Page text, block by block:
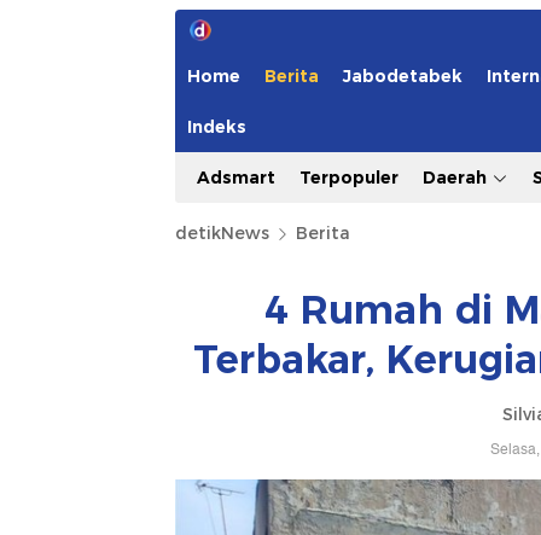
Home Berita Jabodetabek
Indeks
Adsmart Terpopuler Daerah
detikNews Berita
4 Rumah di
Terbakar,